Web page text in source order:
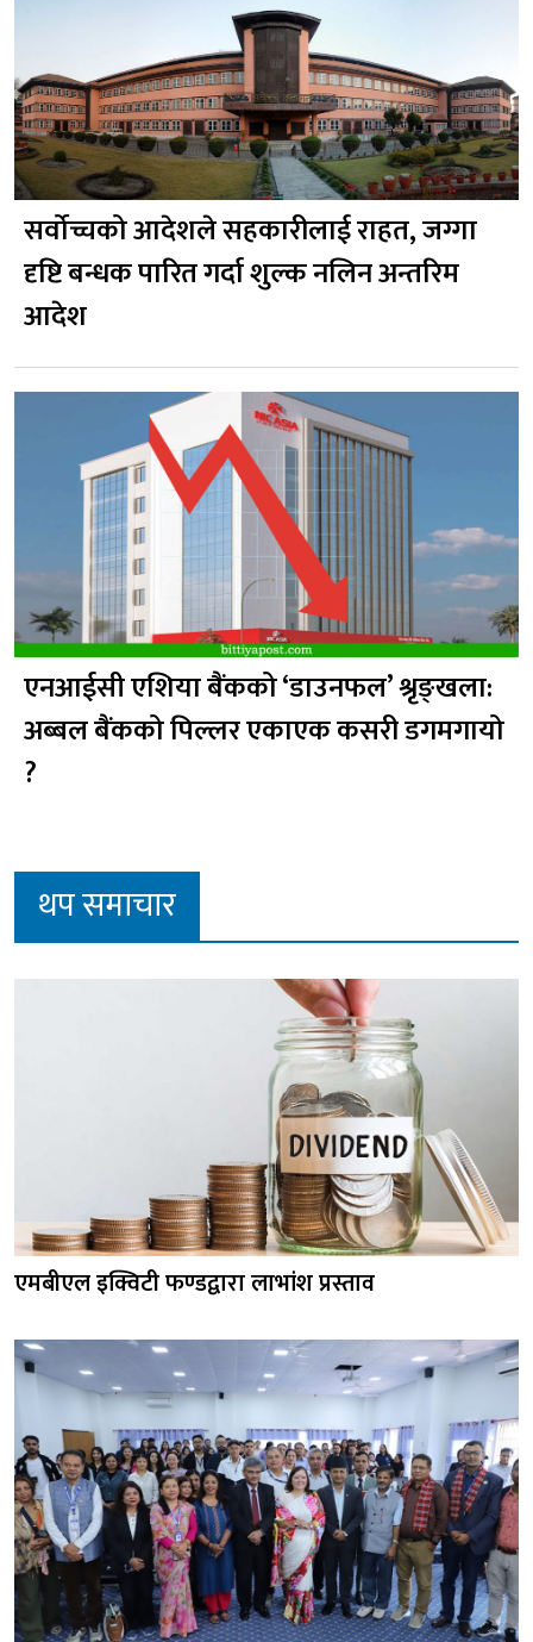
सर्वोच्चको आदेशले सहकारीलाई राहत, जग्गा
दृष्टि बन्धक पारित गर्दा शुल्क नलिन अन्तरिम
आदेश
एनआईसी एशिया बैंकको ‘डाउनफल’ श्रृङ्खला:
अब्बल बैंकको पिल्लर एकाएक कसरी डगमगायो
?
थप समाचार
एमबीएल इक्विटी फण्डद्वारा लाभांश प्रस्ताव